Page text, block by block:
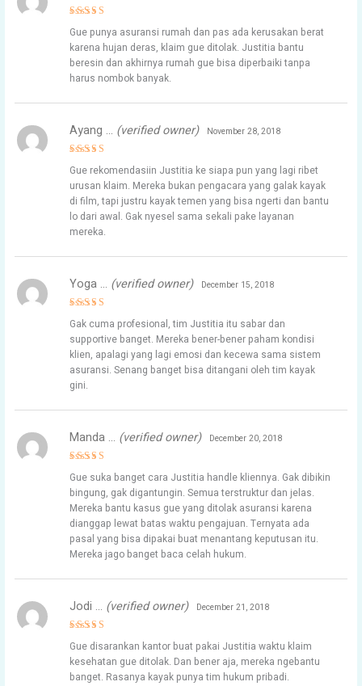
out of 5
Gue punya asuransi rumah dan pas ada kerusakan berat
karena hujan deras, klaim gue ditolak. Justitia bantu
beresin dan akhirnya rumah gue bisa diperbaiki tanpa
harus nombok banyak.
out of 5
Ayang … (verified owner) November 28, 2018
Gue rekomendasiin Justitia ke siapa pun yang lagi ribet
urusan klaim. Mereka bukan pengacara yang galak kayak
di film, tapi justru kayak temen yang bisa ngerti dan bantu
lo dari awal. Gak nyesel sama sekali pake layanan
mereka.
Rated
out of 5
Yoga … (verified owner) December 15, 2018
Gak cuma profesional, tim Justitia itu sabar dan
supportive banget. Mereka bener-bener paham kondisi
klien, apalagi yang lagi emosi dan kecewa sama sistem
asuransi. Senang banget bisa ditangani oleh tim kayak
gini.
Rated
out of 5
Manda … (verified owner) December 20, 2018
Gue suka banget cara Justitia handle kliennya. Gak dibikin
bingung, gak digantungin. Semua terstruktur dan jelas.
Mereka bantu kasus gue yang ditolak asuransi karena
dianggap lewat batas waktu pengajuan. Ternyata ada
pasal yang bisa dipakai buat menantang keputusan itu.
Mereka jago banget baca celah hukum.
Rated
out of 5
Jodi … (verified owner) December 21, 2018
Gue disarankan kantor buat pakai Justitia waktu klaim
kesehatan gue ditolak. Dan bener aja, mereka ngebantu
banget. Rasanya kayak punya tim hukum pribadi.